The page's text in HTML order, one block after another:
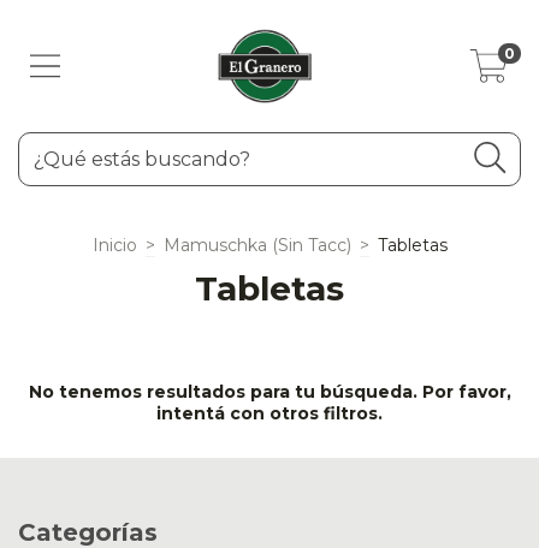
0
Inicio > Mamuschka (Sin Tacc) > Tabletas
Tabletas
No tenemos resultados para tu búsqueda. Por favor,
intentá con otros filtros.
Categorías